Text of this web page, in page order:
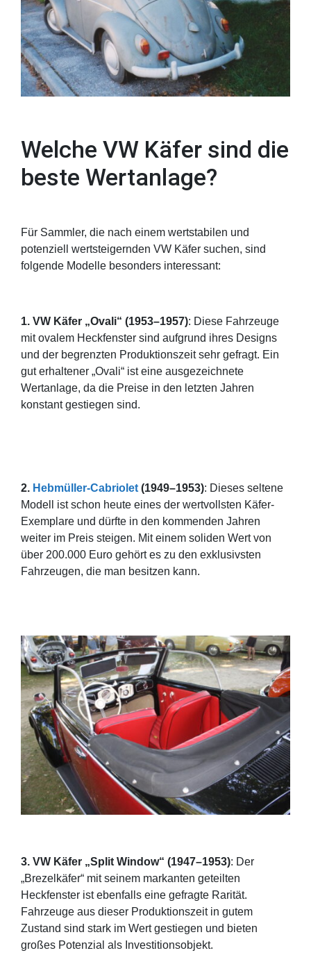
Welche VW Käfer sind die
beste Wertanlage?
Für Sammler, die nach einem wertstabilen und
potenziell wertsteigernden VW Käfer suchen, sind
folgende Modelle besonders interessant:
1. VW Käfer „Ovali“ (1953–1957): Diese Fahrzeuge
mit ovalem Heckfenster sind aufgrund ihres Designs
und der begrenzten Produktionszeit sehr gefragt. Ein
gut erhaltener „Ovali“ ist eine ausgezeichnete
Wertanlage, da die Preise in den letzten Jahren
konstant gestiegen sind.
2. Hebmüller-Cabriolet (1949–1953): Dieses seltene
Modell ist schon heute eines der wertvollsten Käfer-
Exemplare und dürfte in den kommenden Jahren
weiter im Preis steigen. Mit einem soliden Wert von
über 200.000 Euro gehört es zu den exklusivsten
Fahrzeugen, die man besitzen kann.
3. VW Käfer „Split Window“ (1947–1953): Der
„Brezelkäfer“ mit seinem markanten geteilten
Heckfenster ist ebenfalls eine gefragte Rarität.
Fahrzeuge aus dieser Produktionszeit in gutem
Zustand sind stark im Wert gestiegen und bieten
großes Potenzial als Investitionsobjekt.